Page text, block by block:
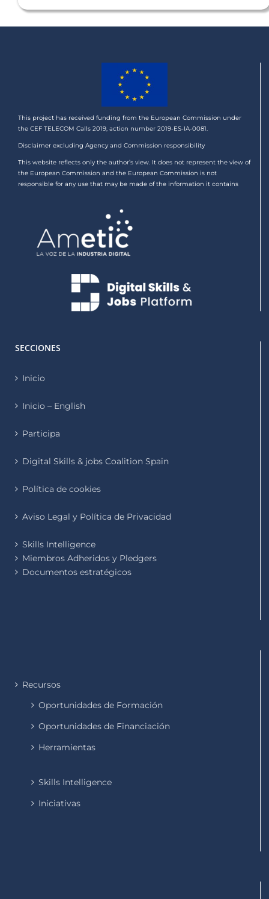
This project has received funding from the European Commission under
the CEF TELECOM Calls 2019, action number 2019-ES-IA-0081.
Disclaimer excluding Agency and Commission responsibility
This website reflects only the author’s view. It does not represent the view of
the European Commission and the European Commission is not
responsible for any use that may be made of the information it contains
SECCIONES
Inicio
Inicio – English
Participa
Digital Skills & jobs Coalition Spain
Política de cookies
Aviso Legal y Política de Privacidad
Skills Intelligence
Miembros Adheridos y Pledgers
Documentos estratégicos
Recursos
Oportunidades de Formación
Oportunidades de Financiación
Herramientas
Skills Intelligence
Iniciativas